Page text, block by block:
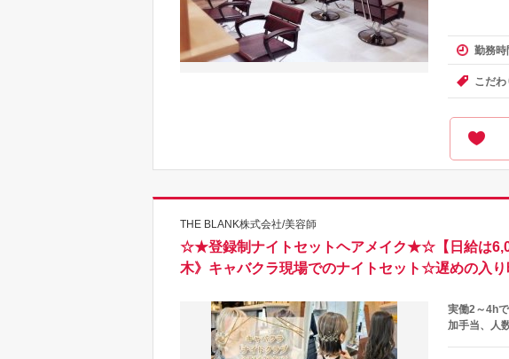
勤務時
こだわ
THE BLANK株式会社/美容師
☆★登録制ナイトセットヘアメイク★☆【日給は
木》キャバクラ現場でのナイトセット☆遅めの入
実働2～4h
加手当、人